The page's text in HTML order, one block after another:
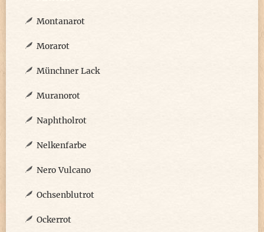
Montanarot
Morarot
Münchner Lack
Muranorot
Naphtholrot
Nelkenfarbe
Nero Vulcano
Ochsenblutrot
Ockerrot